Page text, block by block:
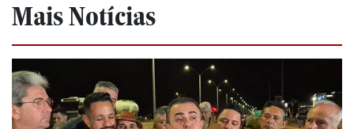
Mais Notícias